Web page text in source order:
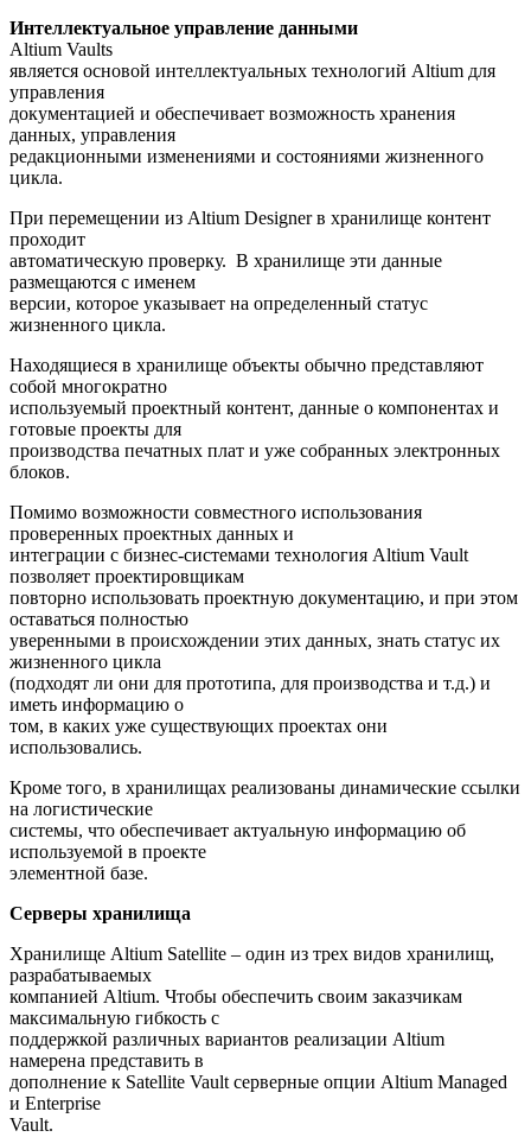
Интеллектуальное управление данными
Altium Vaults
является основой интеллектуальных технологий Altium для
управления
документацией и обеспечивает возможность хранения
данных, управления
редакционными изменениями и состояниями жизненного
цикла.
При перемещении из Altium Designer в хранилище контент
проходит
автоматическую проверку. В хранилище эти данные
размещаются с именем
версии, которое указывает на определенный статус
жизненного цикла.
Находящиеся в хранилище объекты обычно представляют
собой многократно
используемый проектный контент, данные о компонентах и
готовые проекты для
производства печатных плат и уже собранных электронных
блоков.
Помимо возможности совместного использования
проверенных проектных данных и
интеграции с бизнес-системами технология Altium Vault
позволяет проектировщикам
повторно использовать проектную документацию, и при этом
оставаться полностью
уверенными в происхождении этих данных, знать статус их
жизненного цикла
(подходят ли они для прототипа, для производства и т.д.) и
иметь информацию о
том, в каких уже существующих проектах они
использовались.
Кроме того, в хранилищах реализованы динамические ссылки
на логистические
системы, что обеспечивает актуальную информацию об
используемой в проекте
элементной базе.
Серверы хранилища
Хранилище Altium Satellite – один из трех видов хранилищ,
разрабатываемых
компанией Altium. Чтобы обеспечить своим заказчикам
максимальную гибкость с
поддержкой различных вариантов реализации Altium
намерена представить в
дополнение к Satellite Vault серверные опции Altium Managed
и Enterprise
Vault.